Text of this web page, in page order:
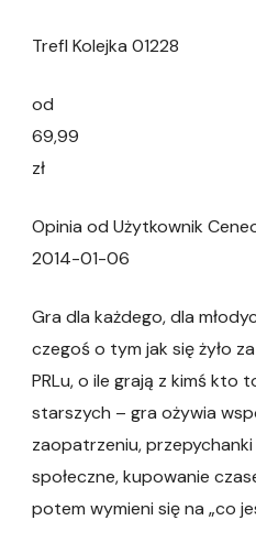
Trefl Kolejka 01228
od
69,99
zł
Opinia od Użytkownik
2014-01-06
Gra dla każdego, dla
czegoś o tym jak się żyło
PRLu, o ile grają z kimś kto
starszych – gra ożywia
zaopatrzeniu,
społeczne, kupowanie
potem wymieni się na „co